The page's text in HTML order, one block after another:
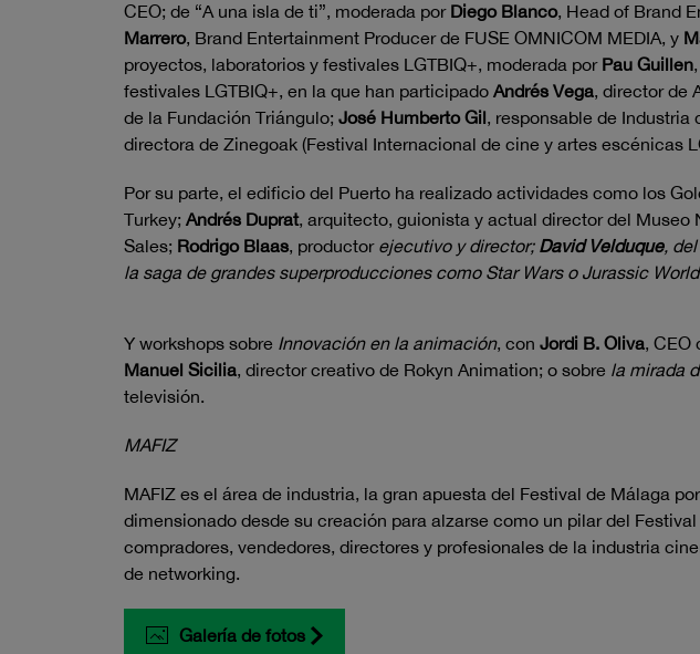
CEO; de “A una isla de ti”, moderada por Diego Blanco, Head of Brand
Marrero, Brand Entertainment Producer de FUSE OMNICOM MEDIA, y
proyectos, laboratorios y festivales LGTBIQ+, moderada por Pau Guillen
festivales LGTBIQ+, en la que han participado Andrés Vega, director de
de la Fundación Triángulo; José Humberto Gil, responsable de Industria
directora de Zinegoak (Festival Internacional de cine y artes escénicas
Por su parte, el edificio del Puerto ha realizado actividades como los
Turkey; Andrés Duprat, arquitecto, guionista y actual director del Museo
Sales; Rodrigo Blaas, productor ejecutivo y director; David Velduque,
la saga de grandes superproducciones como Star Wars o Jurassic World
Y workshops sobre Innovación en la animación, con Jordi B. Oliva, CEO
Manuel Sicilia, director creativo de Rokyn Animation; o sobre la mirada
televisión.
MAFIZ
MAFIZ es el área de industria, la gran apuesta del Festival de Málaga
dimensionado desde su creación para alzarse como un pilar del
compradores, vendedores, directores y profesionales de la industria
de networking.
Galería de fotos